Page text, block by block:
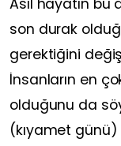
Asıl hayatın bu
son durak
gerektiğini
İnsanların en
olduğunu da
(kıyamet